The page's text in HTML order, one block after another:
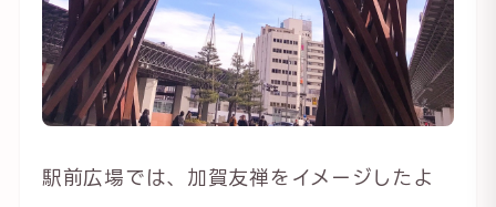
駅前広場では、加賀友禅をイメージしたよ